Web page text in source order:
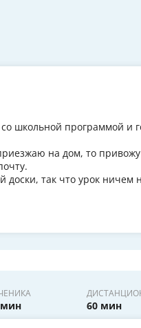
школьной программой и
на дом, то привожу
доски, так что урок ничем
60 мин